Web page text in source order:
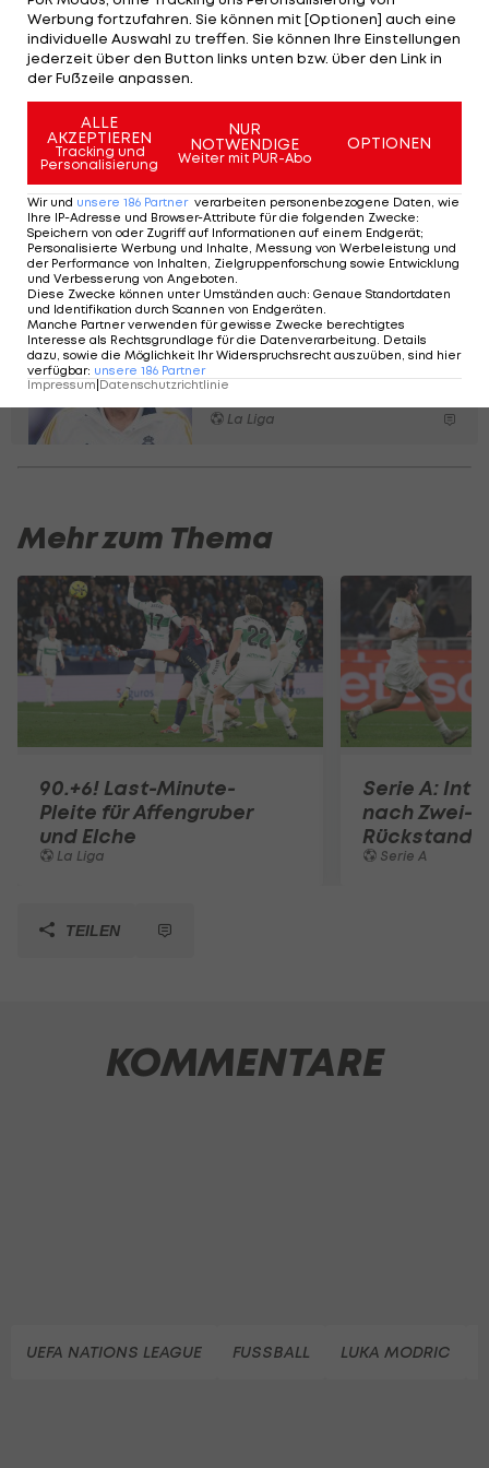
Here they are! 🥁 Head coach
@DalicZlatkopresents
#Croatiasquad as the new
#NationsLeagueseason is
about to kick off! 🇭🇷⚡️
#UNL
#Family
#Vatreni❤️‍🔥
pic.twitter.com/XllbfvmV4n
— HNS (@HNS_CFF)August 19, 2024
Real Madrid plant
Kurzurlaube für Spieler
während der Saison
La Liga
Mehr zum Thema
90.+6! Last-Minute-
Pleite für Affengruber
und Elche
La Liga
Serie A:
nach Zwei-
Rückstand
Serie A
TEILEN
KOMMENTARE
UEFA NATIONS LEAGUE FUSSBALL LUKA MODRIC
Werbung fortzufahren. Sie können mit [Optionen] auch eine
individuelle Auswahl zu treffen. Sie können Ihre Einstellungen
jederzeit über den Button links unten bzw. über den Link in
der Fußzeile anpassen.
ALLE
AKZEPTIEREN
Tracking und
Personalisierung
NUR
NOTWENDIGE
Weiter mit PUR-Abo
OPTIONEN
Wir und unsere 186 Partner verarbeiten personenbezogene Daten, wie
Ihre IP-Adresse und Browser-Attribute für die folgenden Zwecke:
Speichern von oder Zugriff auf Informationen auf einem Endgerät;
Personalisierte Werbung und Inhalte, Messung von Werbeleistung und
der Performance von Inhalten, Zielgruppenforschung sowie Entwicklung
und Verbesserung von Angeboten
Diese Zwecke können unter Umständen auch: Genaue Standortdaten
und Identifikation durch Scannen von Endgeräten
Manche Partner verwenden für gewisse Zwecke berechtigtes
Interesse als Rechtsgrundlage für die Datenverarbeitung. Details
dazu, sowie die Möglichkeit Ihr Widerspruchsrecht auszuüben, sind hier
verfügbar: unsere 186 Partner
Impressum|Datenschutzrichtlinie